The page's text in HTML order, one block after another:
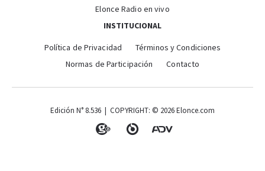
Elonce Radio en vivo
INSTITUCIONAL
Política de Privacidad
Términos y Condiciones
Normas de Participación
Contacto
Edición N° 8.536 | COPYRIGHT: © 2026 Elonce.com